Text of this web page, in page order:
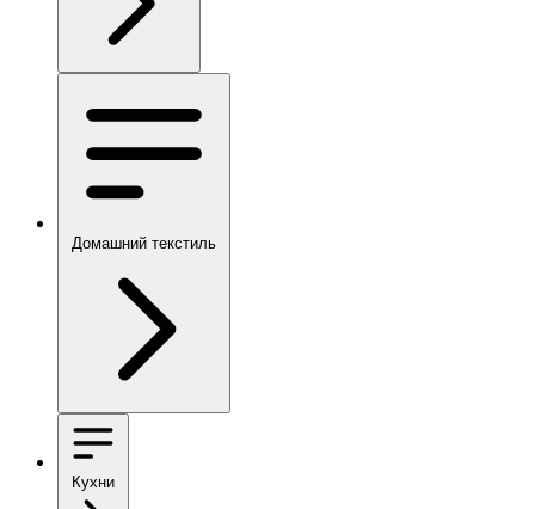
Домашний текстиль
Кухни